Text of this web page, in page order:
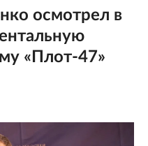
осмотрел в
«Плот‑47»